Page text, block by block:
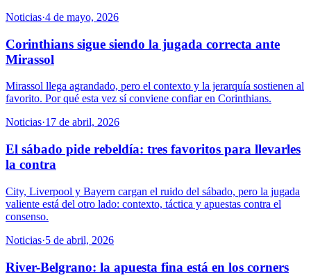
Noticias·4 de mayo, 2026
Corinthians sigue siendo la jugada correcta ante
Mirassol
Mirassol llega agrandado, pero el contexto y la jerarquía sostienen al
favorito. Por qué esta vez sí conviene confiar en Corinthians.
Noticias·17 de abril, 2026
El sábado pide rebeldía: tres favoritos para llevarles
la contra
City, Liverpool y Bayern cargan el ruido del sábado, pero la jugada
valiente está del otro lado: contexto, táctica y apuestas contra el
consenso.
Noticias·5 de abril, 2026
River-Belgrano: la apuesta fina está en los corners